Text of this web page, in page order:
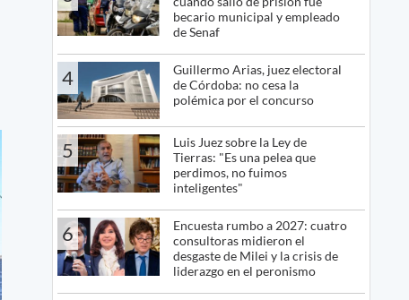
becario municipal y empleado
de Senaf
4
Guillermo Arias, juez electoral
de Córdoba: no cesa la
polémica por el concurso
5
Luis Juez sobre la Ley de
Tierras: "Es una pelea que
perdimos, no fuimos
inteligentes"
6
Encuesta rumbo a 2027: cuatro
consultoras midieron el
desgaste de Milei y la crisis de
liderazgo en el peronismo